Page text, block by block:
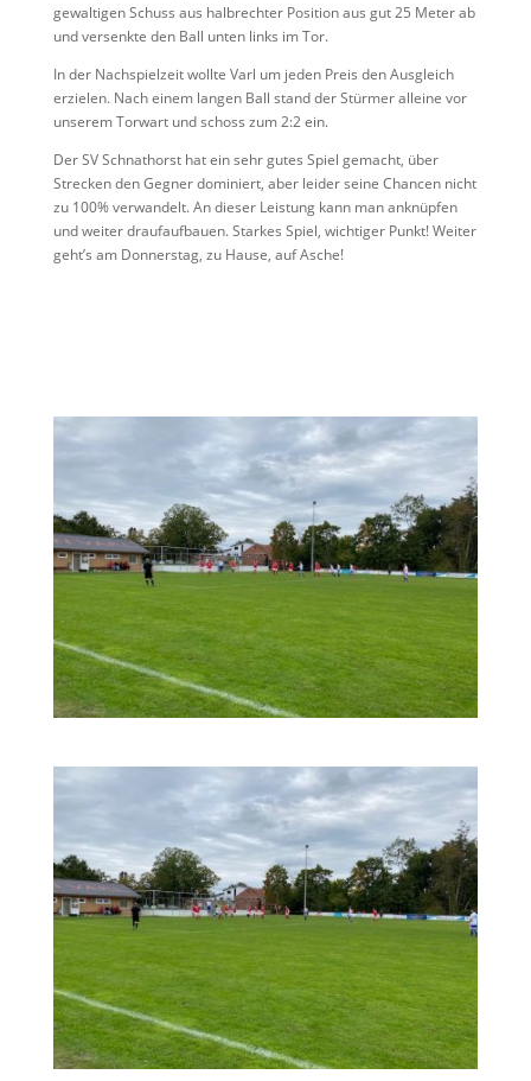
gewaltigen Schuss aus halbrechter Position aus gut 25 Meter ab
und versenkte den Ball unten links im Tor.
In der Nachspielzeit wollte Varl um jeden Preis den Ausgleich
erzielen. Nach einem langen Ball stand der Stürmer alleine vor
unserem Torwart und schoss zum 2:2 ein.
Der SV Schnathorst hat ein sehr gutes Spiel gemacht, über
Strecken den Gegner dominiert, aber leider seine Chancen nicht
zu 100% verwandelt. An dieser Leistung kann man anknüpfen
und weiter draufaufbauen. Starkes Spiel, wichtiger Punkt! Weiter
geht’s am Donnerstag, zu Hause, auf Asche!